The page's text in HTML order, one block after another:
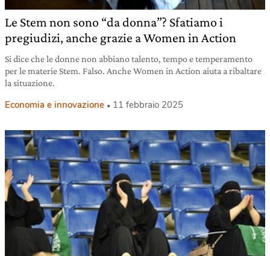
Le Stem non sono “da donna”? Sfatiamo i
pregiudizi, anche grazie a Women in Action
Si dice che le donne non abbiano talento, tempo e temperamento
per le materie Stem. Falso. Anche Women in Action aiuta a ribaltare
la situazione.
Economia e innovazione 11 febbraio 2025